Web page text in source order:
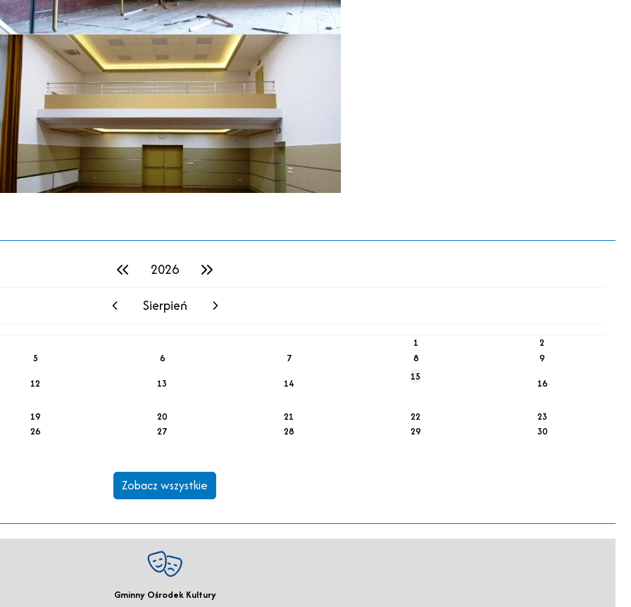
poprzedni rok2026 następny rok
poprzedni miesiącSierpień następny miesiąc
1
2
5 6 7 8
9
12 13 14
15
16
19 20 21 22
23
26 27 28 29
30
Zobacz wszystkie
Gminny Ośrodek Kultury